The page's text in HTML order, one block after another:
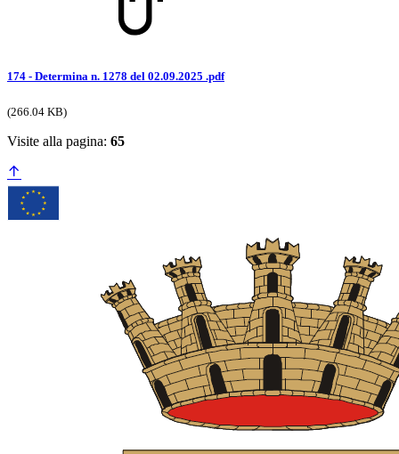
174 - Determina n. 1278 del 02.09.2025 .pdf
(266.04 KB)
Visite alla pagina: 65